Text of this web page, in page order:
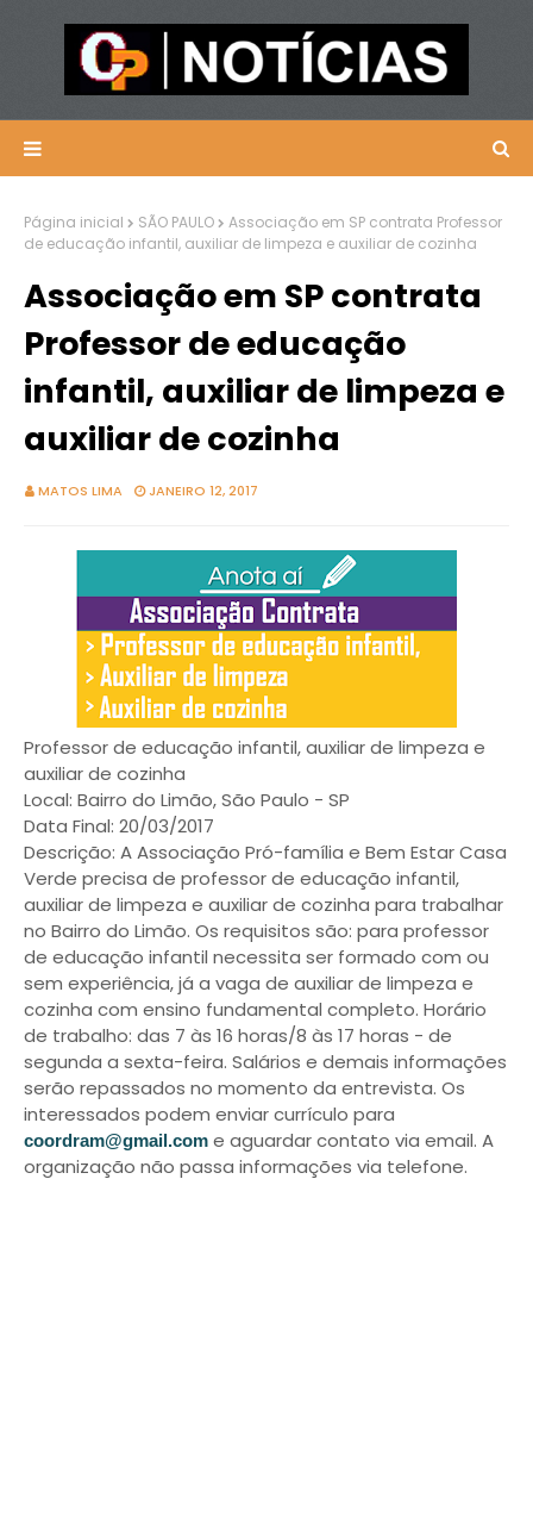
Página inicial SÃO PAULO
Associação em SP contrata Professor
de educação infantil, auxiliar de limpeza e auxiliar de cozinha
Associação em SP contrata
Professor de educação
infantil, auxiliar de limpeza e
auxiliar de cozinha
MATOS LIMA JANEIRO 12, 2017
Professor de educação infantil, auxiliar de limpeza e
auxiliar de cozinha
Local: Bairro do Limão, São Paulo - SP
Data Final: 20/03/2017
Descrição: A Associação Pró-família e Bem Estar Casa
Verde precisa de professor de educação infantil,
auxiliar de limpeza e auxiliar de cozinha para trabalhar
no Bairro do Limão. Os requisitos são: para professor
de educação infantil necessita ser formado com ou
sem experiência, já a vaga de auxiliar de limpeza e
cozinha com ensino fundamental completo. Horário
de trabalho: das 7 às 16 horas/8 às 17 horas - de
segunda a sexta-feira. Salários e demais informações
serão repassados no momento da entrevista. Os
interessados podem enviar currículo para
coordram@gmail.com e aguardar contato via email. A
organização não passa informações via telefone.